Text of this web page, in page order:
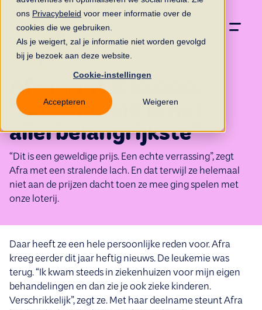
ons Privacybeleid voor meer informatie over de
cookies die we gebruiken.
Als je weigert, zal je informatie niet worden gevolgd
bij je bezoek aan deze website.
Cookie-instellingen
Accepteren Weigeren
Afra wint €10.000:
“Gezondheid is het
allerbelangrijkste”
“Dit is een geweldige prijs. Een echte verrassing”, zegt
Afra met een stralende lach. En dat terwijl ze helemaal
niet aan de prijzen dacht toen ze mee ging spelen met
onze loterij.
Daar heeft ze een hele persoonlijke reden voor. Afra
kreeg eerder dit jaar heftig nieuws. De leukemie was
terug. “Ik kwam steeds in ziekenhuizen voor mijn eigen
behandelingen en dan zie je ook zieke kinderen.
Verschrikkelijk”, zegt ze. Met haar deelname steunt Afra